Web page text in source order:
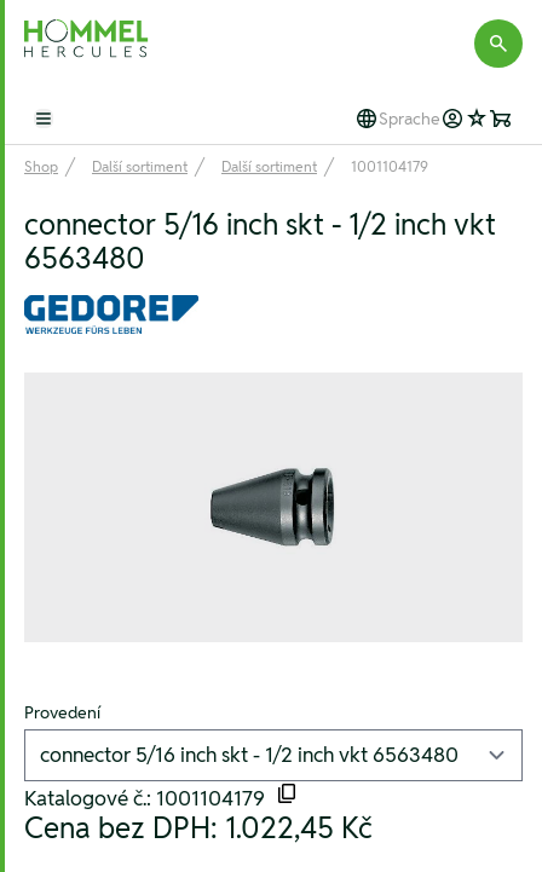
Hommel Hercules
Open main menu Sprache
Shop Další sortiment Další sortiment 1001104179
connector 5/16 inch skt - 1/2 inch vkt
6563480
Provedení
Katalogové č.: 1001104179
Cena bez DPH: 1.022,45 Kč